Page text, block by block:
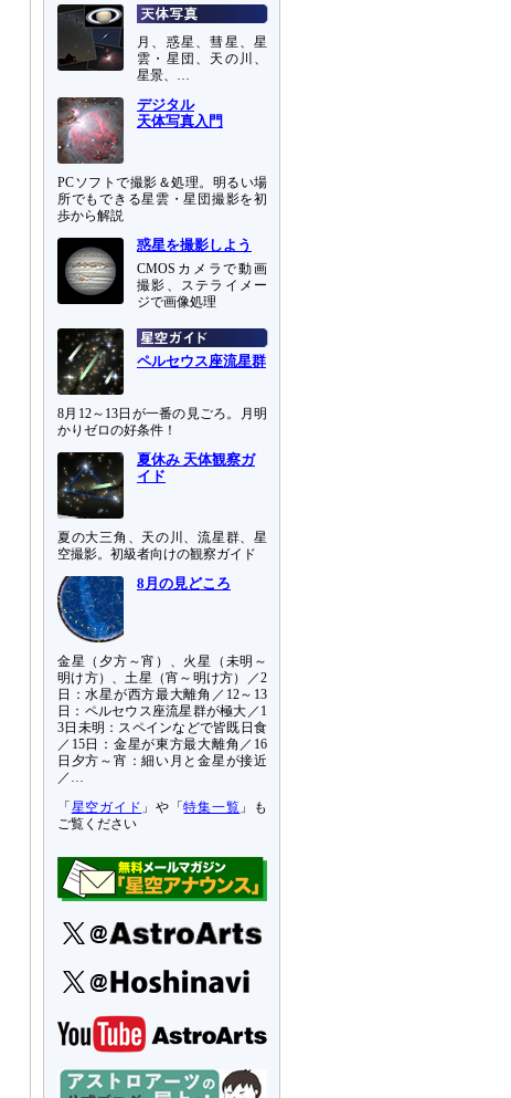
月、惑星、彗星、星
雲・星団、天の川、
星景、…
デジタル
天体写真入門
PCソフトで撮影＆処理。明るい場
所でもできる星雲・星団撮影を初
歩から解説
惑星を撮影しよう
CMOSカメラで動画
撮影、ステライメー
ジで画像処理
ペルセウス座流星群
8月12～13日が一番の見ごろ。月明
かりゼロの好条件！
夏休み 天体観察ガ
イド
夏の大三角、天の川、流星群、星
空撮影。初級者向けの観察ガイド
8月の見どころ
金星（夕方～宵）、火星（未明～
明け方）、土星（宵～明け方）／2
日：水星が西方最大離角／12～13
日：ペルセウス座流星群が極大／1
3日未明：スペインなどで皆既日食
／15日：金星が東方最大離角／16
日夕方～宵：細い月と金星が接近
／…
「 星空ガイド 」や「特集一覧 」も
ご覧ください